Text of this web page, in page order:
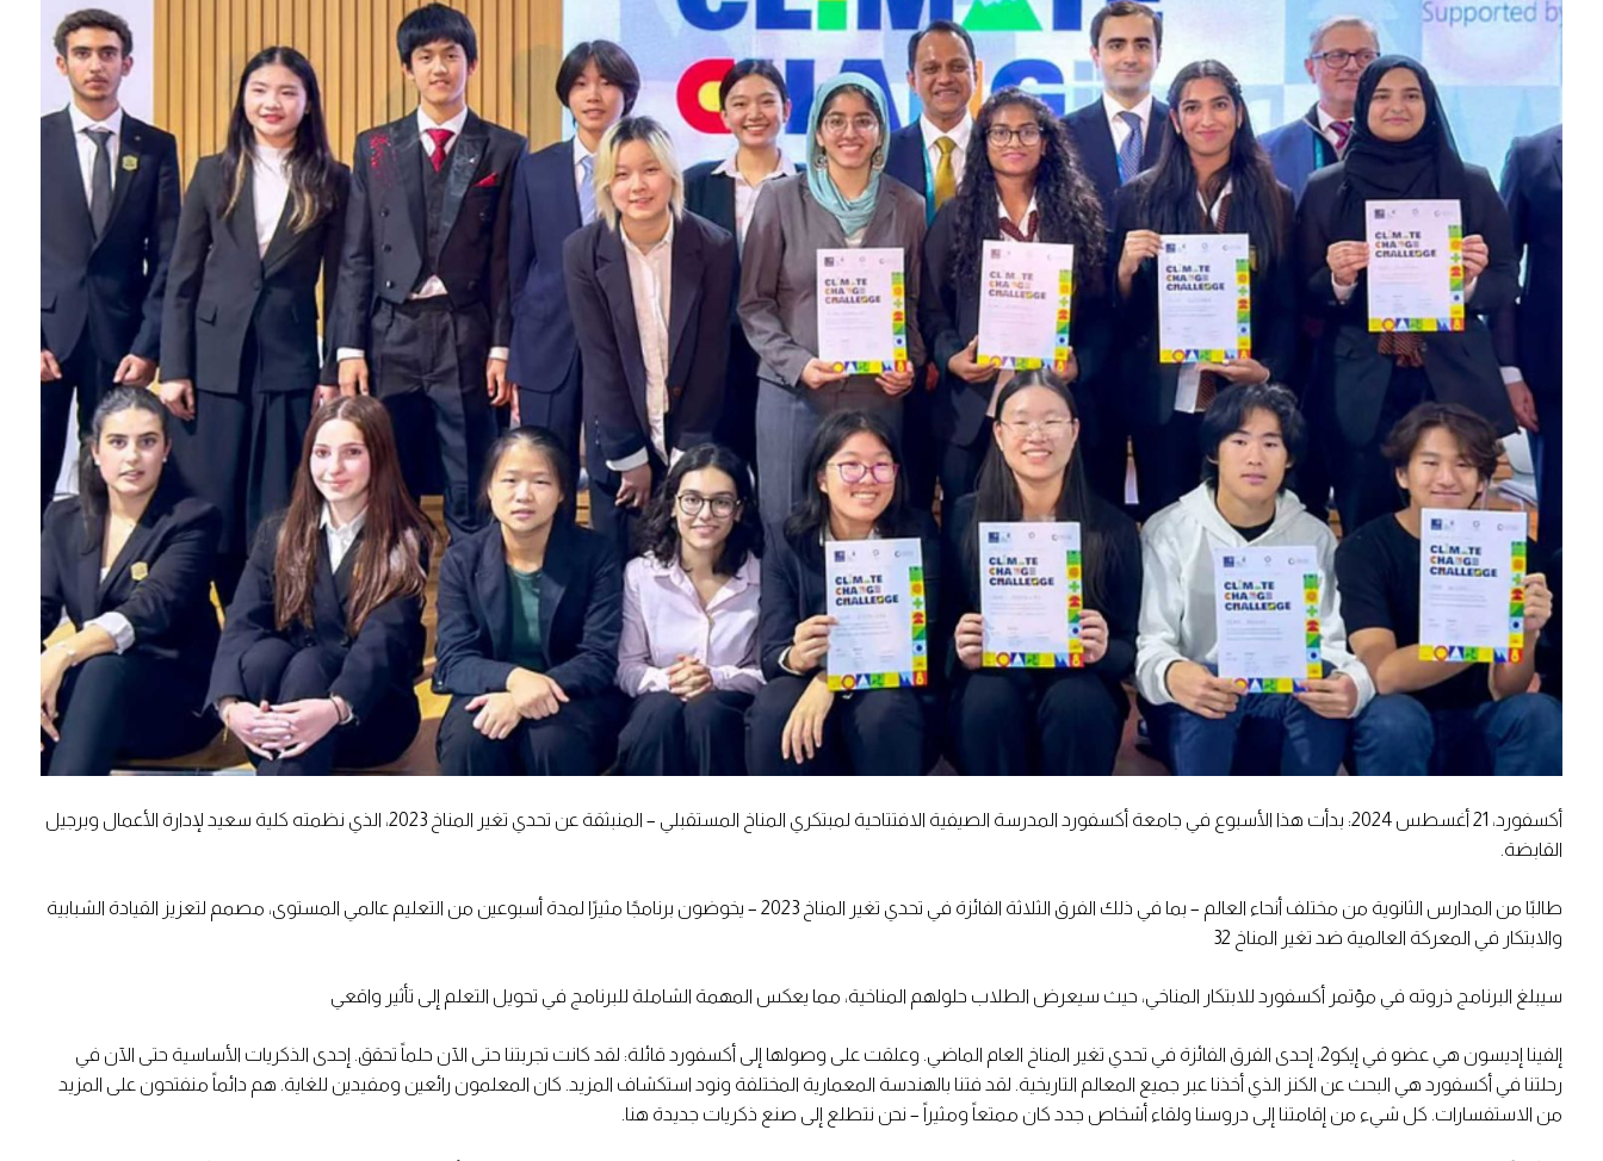
أكسفورد، 21 أغسطس 2024: بدأت هذا الأسبوع في جامعة أكسفورد المدرسة الصيفية الافتتاحية لمبتكري المناخ المستقبلي – المنبثقة عن تحدي تغير المناخ 2023، الذي نظمته كلية سعيد لإدارة الأعمال وبرجيل
القابضة.
طالبًا من المدارس الثانوية من مختلف أنحاء العالم – بما في ذلك الفرق الثلاثة الفائزة في تحدي تغير المناخ 2023 – يخوضون برنامجًا مثيرًا لمدة أسبوعين من التعليم عالمي المستوى، مصمم لتعزيز القيادة الشبابية
والابتكار في المعركة العالمية ضد تغير المناخ 32
سيبلغ البرنامج ذروته في مؤتمر أكسفورد للابتكار المناخي، حيث سيعرض الطلاب حلولهم المناخية، مما يعكس المهمة الشاملة للبرنامج في تحويل التعلم إلى تأثير واقعي
إلفينا إديسون هي عضو في إيكو2، إحدى الفرق الفائزة في تحدي تغير المناخ العام الماضي. وعلقت على وصولها إلى أكسفورد قائلة: لقد كانت تجربتنا حتى الآن حلماً تحقق. إحدى الذكريات الأساسية حتى الآن في
رحلتنا في أكسفورد هي البحث عن الكنز الذي أخذنا عبر جميع المعالم التاريخية. لقد فتنا بالهندسة المعمارية المختلفة ونود استكشاف المزيد. كان المعلمون رائعين ومفيدين للغاية. هم دائماً منفتحون على المزيد
من الاستفسارات. كل شيء من إقامتنا إلى دروسنا ولقاء أشخاص جدد كان ممتعاً ومثيراً – نحن نتطلع إلى صنع ذكريات جديدة هنا.